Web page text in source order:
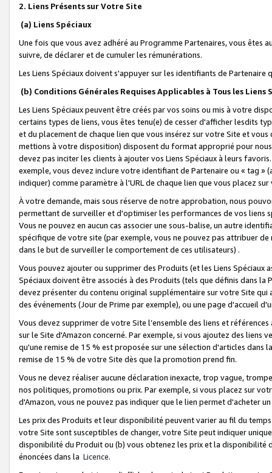
2. Liens Présents sur Votre Site
(a) Liens Spéciaux
Une fois que vous avez adhéré au Programme Partenaires, vous êtes
suivre, de déclarer et de cumuler les rémunérations.
Les Liens Spéciaux doivent s'appuyer sur les identifiants de Partenaire
(b) Conditions Générales Requises Applicables à Tous les Liens
Les Liens Spéciaux peuvent être créés par vos soins ou mis à votre
certains types de liens, vous êtes tenu(e) de cesser d'afficher lesdits
et du placement de chaque lien que vous insérez sur votre Site et
mettions à votre disposition) disposent du format approprié pour
devez pas inciter les clients à ajouter vos Liens Spéciaux à leurs
exemple, vous devez inclure votre identifiant de Partenaire ou « tag
indiquer) comme paramètre à l'URL de chaque lien que vous placez
À votre demande, mais sous réserve de notre approbation, nous
permettant de surveiller et d'optimiser les performances de vos liens
Vous ne pouvez en aucun cas associer une sous-balise, un autre
spécifique de votre site (par exemple, vous ne pouvez pas attribuer
dans le but de surveiller le comportement de ces utilisateurs) .
Vous pouvez ajouter ou supprimer des Produits (et les Liens
Spéciaux doivent être associés à des Produits (tels que définis dans
devez présenter du contenu original supplémentaire sur votre Site qui
des événements (Jour de Prime par exemple), ou une page d'accueil
Vous devez supprimer de votre Site l’ensemble des liens et
sur le Site d'Amazon concerné. Par exemple, si vous ajoutez des
qu'une remise de 15 % est proposée sur une sélection d'articles
remise de 15 % de votre Site dès que la promotion prend fin.
Vous ne devez réaliser aucune déclaration inexacte, trop vague,
nos politiques, promotions ou prix. Par exemple, si vous placez sur
d'Amazon, vous ne pouvez pas indiquer que le lien permet d'acheter
Les prix des Produits et leur disponibilité peuvent varier au fil du
votre Site sont susceptibles de changer, votre Site peut indiquer
disponibilité du Produit ou (b) vous obtenez les prix et la disponibilité
énoncées dans la Licence.